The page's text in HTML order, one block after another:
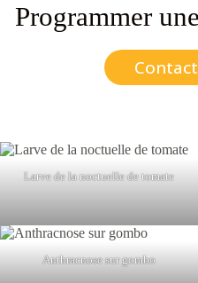
Programmer
Larve de la noctuelle de tomate
Anthracnose sur gombo